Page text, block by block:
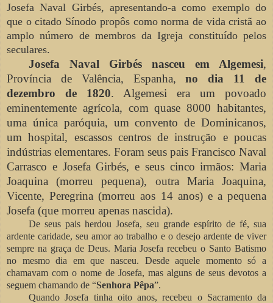
Josefa Naval Girbés, apresentando-a como exemplo do
que o citado Sínodo propôs como norma de vida cristã ao
amplo número de membros da Igreja constituído pelos
seculares.
Josefa Naval Girbés nasceu em Algemesi,
Província de Valência, Espanha,no dia
11 de
dezembro de 1820. Algemesi era um povoado
eminentemente agrícola, com quase 8000 habitantes,
uma única paróquia, um convento de Dominicanos,
um hospital, escassos centros de instrução e poucas
indústrias elementares. Foram seus pais Francisco Naval
Carrasco e Josefa Girbés, e seus cinco irmãos: Maria
Joaquina (morreu pequena), outra Maria Joaquina,
Vicente, Peregrina (morreu aos 14 anos) e a pequena
Josefa (que morreu apenas nascida).
De seus pais herdou Josefa, seu grande espírito de fé, sua
ardente caridade, seu amor ao trabalho e o desejo ardente de viver
sempre na graça de Deus. Maria Josefa recebeu o Santo Batismo
no mesmo dia em que nasceu. Desde aquele momento só a
chamavam com o nome de Josefa, mas alguns de seus devotos a
seguem chamando de “Senhora Pêpa”.
Quando Josefa tinha oito anos, recebeu o Sacramento da